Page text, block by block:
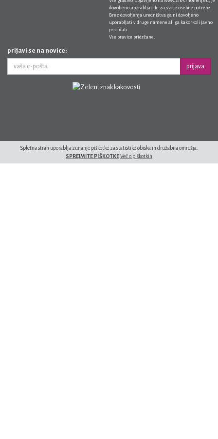
dovoljeno uporabljati le za svoje osebne potrebe.
Brez dovoljenja uredništva ga ni dovoljeno
uporabljati v druge namene ali ga kakorkoli javno
priobčati.
Vse pravice pridržane.
prijavi se na novice:
prijava
Spletna stran uporablja zunanje piškotke za statistiko obiska in družabna omrežja.
SPREJMITE PIŠKOTKEVeč o piškotkih